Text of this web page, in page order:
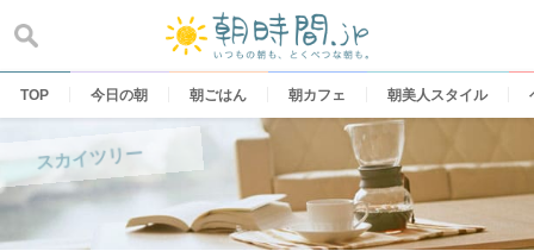
content
TOP 今日の朝 朝ごはん 朝カフェ 朝美人スタイル
スカイツリー